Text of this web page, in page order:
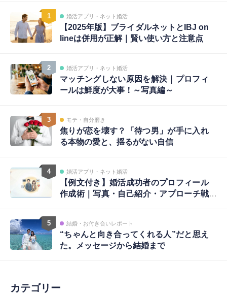
1 婚活アプリ・ネット婚活
【2025年版】ブライダルネットとIBJ on
lineは併用が正解｜賢い使い方と注意点
2 婚活アプリ・ネット婚活
マッチングしない原因を解決｜プロフィ
ールは鮮度が大事！～写真編～
3 モテ・自分磨き
焦りが恋を壊す？「待つ男」が手に入れ
る本物の愛と、揺るがない自信
4 婚活アプリ・ネット婚活
【例文付き】婚活成功者のプロフィール
作成術｜写真・自己紹介・アプローチ戦
5 結婚・お付き合いレポート
“ちゃんと向き合ってくれる人”だと思え
た。メッセージから結婚まで
カテゴリー